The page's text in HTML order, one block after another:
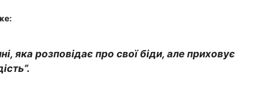
яка розповідає про свої біди, але приховує